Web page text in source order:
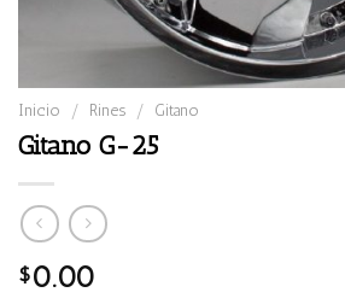
Inicio / Rines / Gitano
Gitano G-25
$0.00